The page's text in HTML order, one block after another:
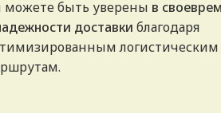
можете быть уверены в
доставки благодаря
логистическим